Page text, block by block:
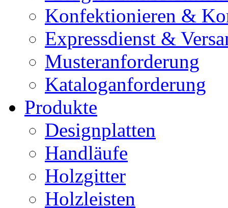
Konfektionieren &
Expressdienst &
Musteranforderung
Kataloganforderung
Produkte
Designplatten
Handläufe
Holzgitter
Holzleisten